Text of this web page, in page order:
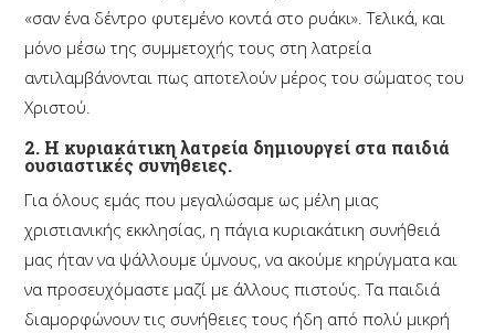
«σαν ένα δέντρο φυτεμένο κοντά στο ρυάκι». Τελικά, και
μόνο μέσω της συμμετοχής τους στη λατρεία
αντιλαμβάνονται πως αποτελούν μέρος του σώματος του
Χριστού.
2. Η κυριακάτικη λατρεία δημιουργεί στα παιδιά
ουσιαστικές συνήθειες.
Για όλους εμάς που μεγαλώσαμε ως μέλη μιας
χριστιανικής εκκλησίας, η πάγια κυριακάτικη συνήθειά
μας ήταν να ψάλλουμε ύμνους, να ακούμε κηρύγματα και
να προσευχόμαστε μαζί με άλλους πιστούς. Τα παιδιά
διαμορφώνουν τις συνήθειες τους ήδη από πολύ μικρή